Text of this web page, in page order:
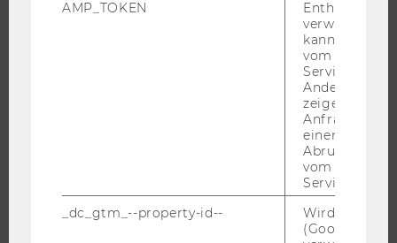
RESEARCH CAREER
WELCOME SERVICES
AMP_TOKEN
Enthält ein
verwendet
kann, um
vom AMP-
Service
Andere
zeigen Opt-
Anfrage im
einen Fehler
Abrufen
vom AMP
Service an.
_dc_gtm_--property-id--
Wird von
(Google Tag